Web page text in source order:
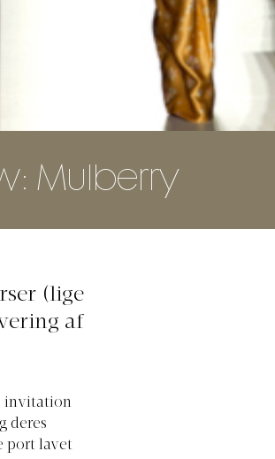
Mulberry
(lige
af
invitation
deres
port lavet